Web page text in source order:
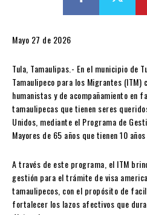
Mayo 27 de 2026
Tula, Tamaulipas.- En el municipio de
Tamaulipeco para los Migrantes
humanistas y de acompañamiento en
tamaulipecas que tienen seres
Unidos, mediante el Programa de
Mayores de 65 años que tienen 10
A través de este programa, el ITM
gestión para el trámite de visa
tamaulipecos, con el propósito de
fortalecer los lazos afectivos que